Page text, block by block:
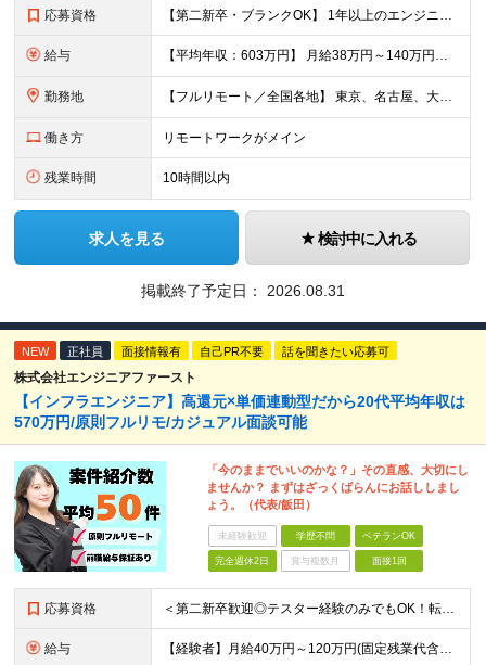
応募資格 【第二新卒・ブランクOK】 1年以上のエンジニア経験がある方(開発・インフラ・工程・言語一切不問） 文理・学歴不問 【三上さんの事例】 転職前 AWS案件を希望していましたが、資格や評価軸が不明確で
給与 【平均年収：603万円】 月給38万円～140万円＋諸手当（経験者） 【平均年収603万円】 ※案件の契約内容や昇給額などはすべて開示します。 ※経験や能力を考慮し決定します。 ※月給には固定残業
勤務地 【フルリモート／全国各地】 東京、名古屋、大阪、福岡を中心とした全国のプロジェクトにアサイン。 ※プロジェクトは完全選択制です。 ※フルリモート、ハイブリッド型、常駐案件から自由に選択可能です。 ※転
働き方 リモートワークがメイン
残業時間 10時間以内
求人を見る 検討中に入れる
掲載終了予定日： 2026.08.31
NEW 正社員 面接情報有 自己PR不要 話を聞きたい応募可
株式会社エンジニアファースト
【インフラエンジニア】高還元×単価連動型だから20代平均年収は
570万円/原則フルリモ/カジュアル面談可能
「今のままでいいのかな？」その直感、大切にし
ませんか？ まずはざっくばらんにお話ししまし
ょう。（代表/飯田）
未経験歓迎 学歴不問 ベテランOK
完全週休2日 賞与複数月 面接1回
応募資格 ＜第二新卒歓迎◎テスター経験のみでもOK！転職回数不問＞ ■学歴不問 ■ブランクOK ■エンジニアとしての実務経験が1年以上ある方 └開発、インフラ、工程、言語は一切不問！ ※未経験も若干名募集して
給与 【経験者】月給40万円～120万円(固定残業代含む)+各種手当 ★前職給与の総収入額を100％保証｜還元率84％〜100％ ★20代の平均年収570万円 ※月給には、みなし残業手当(月30時間／5万